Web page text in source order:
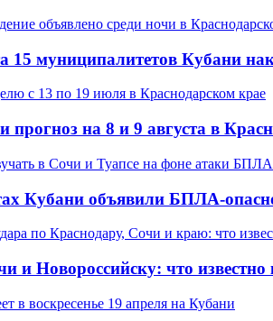
15 муниципалитетов Кубани
прогноз на 8 и 9 августа в
Кубани объявили БПЛА-
и Новороссийску: что известно